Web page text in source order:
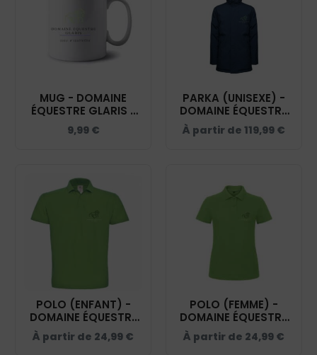
MUG - DOMAINE
ÉQUESTRE GLARIS -
MUG001
9,99 €
PARKA (UNISEXE) -
DOMAINE ÉQUESTRE
GLARIS - NAVY -
PK543
À partir de 119,99 €
POLO (ENFANT) -
DOMAINE ÉQUESTRE
GLARIS - BCK424
À partir de 24,99 €
POLO (FEMME) -
DOMAINE ÉQUESTRE
GLARIS - BCI1F
À partir de 24,99 €